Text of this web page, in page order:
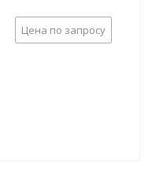
Цена по запросу